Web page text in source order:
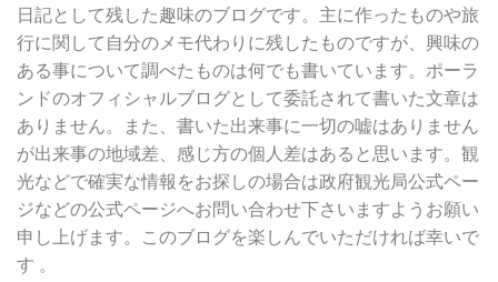
日記として残した趣味のブログです。主に作ったものや旅
行に関して自分のメモ代わりに残したものですが、興味の
ある事について調べたものは何でも書いています。ポーラ
ンドのオフィシャルブログとして委託されて書いた文章は
ありません。また、書いた出来事に一切の嘘はありません
が出来事の地域差、感じ方の個人差はあると思います。観
光などで確実な情報をお探しの場合は政府観光局公式ペー
ジなどの公式ページへお問い合わせ下さいますようお願い
申し上げます。このブログを楽しんでいただければ幸いで
す 。